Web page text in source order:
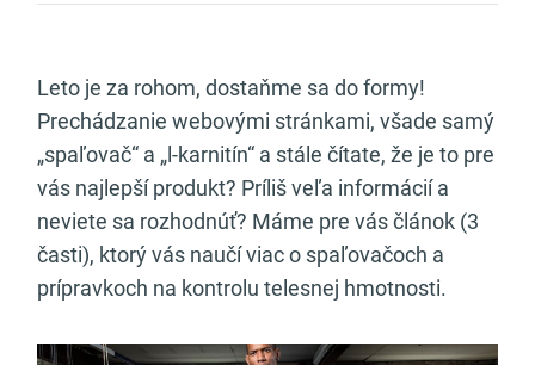
Leto je za rohom, dostaňme sa do formy!
Prechádzanie webovými stránkami, všade samý
„spaľovač“ a „l-karnitín“ a stále čítate, že je to pre
vás najlepší produkt? Príliš veľa informácií a
neviete sa rozhodnúť? Máme pre vás článok (3
časti), ktorý vás naučí viac o spaľovačoch a
prípravkoch na kontrolu telesnej hmotnosti.